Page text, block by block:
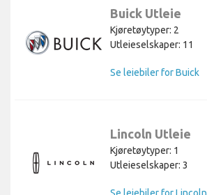
Buick Utleie
Kjøretøytyper: 2
Utleieselskaper: 11
Se leiebiler for Buick
Lincoln Utleie
Kjøretøytyper: 1
Utleieselskaper: 3